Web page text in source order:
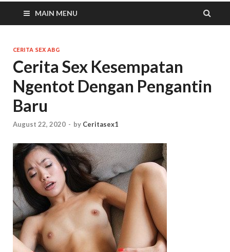
MAIN MENU
CERITA SEX ABG
Cerita Sex Kesempatan
Ngentot Dengan Pengantin
Baru
August 22, 2020 - by Ceritasex1